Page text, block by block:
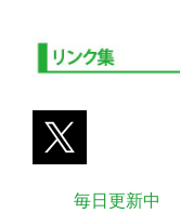
毎日更新中